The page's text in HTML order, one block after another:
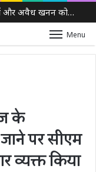
पंजाब विधानसभा में हंगामा: जमीन, सड़कों और अवैध खनन को लेकर सरकार पर विपक्ष के तीखे सवाल
Menu
के
पर सीएम
व्यक्त किया